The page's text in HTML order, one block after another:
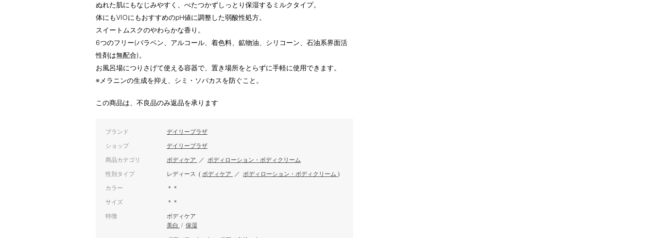
ぬれた肌にもなじみやすく、べたつかずしっとり保湿するミルクタイプ。
体にもVIOにもおすすめのpH値に調整した弱酸性処方。
スイートムスクのやわらかな香り。
6つのフリー(パラベン、アルコール、着色料、鉱物油、シリコーン、石油系界面活
性剤は無配合)。
お風呂場につりさげて使える容器で、置き場所をとらずに手軽に使用できます。
※メラニンの生成を抑え、シミ・ソバカスを防ぐこと。
この商品は、不良品のみ返品を承ります
ブランド デイリープラザ
ショップ デイリープラザ
商品カテゴリ ボディケア ／ ボディローション・ボディクリーム
性別タイプ レディース ( ボディケア ／ ボディローション・ボディクリーム )
カラー ＊＊
サイズ ＊＊
特徴
ボディケア
美白 / 保湿